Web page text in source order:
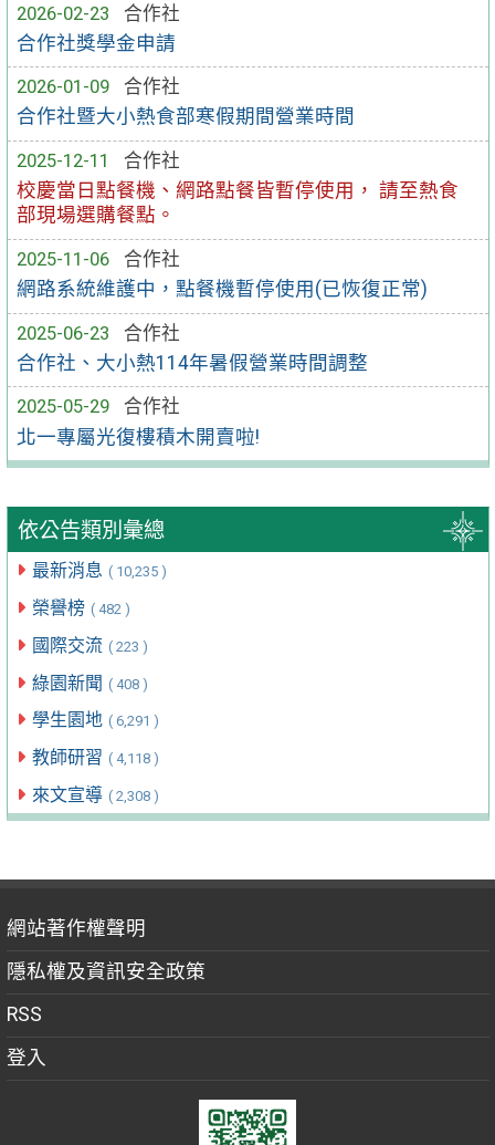
2026-02-23
合作社
合作社獎學金申請
2026-01-09
合作社
合作社暨大小熱食部寒假期間營業時間
2025-12-11
合作社
校慶當日點餐機、網路點餐皆暫停使用， 請至熱食
部現場選購餐點。
2025-11-06
合作社
網路系統維護中，點餐機暫停使用(已恢復正常)
2025-06-23
合作社
合作社、大小熱114年暑假營業時間調整
2025-05-29
合作社
北一專屬光復樓積木開賣啦!
依公告類別彙總
最新消息 ( 10,235 )
榮譽榜 ( 482 )
國際交流 ( 223 )
綠園新聞 ( 408 )
學生園地 ( 6,291 )
教師研習 ( 4,118 )
來文宣導 ( 2,308 )
網站著作權聲明
隱私權及資訊安全政策
RSS
登入